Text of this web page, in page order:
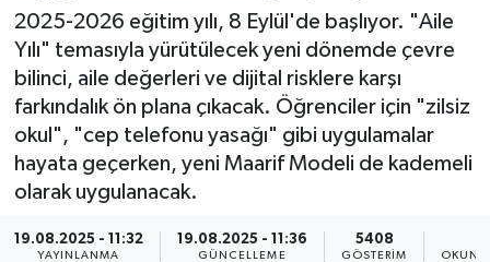
2025-2026 eğitim yılı, 8 Eylül'de başlıyor. "Aile
Yılı" temasıyla yürütülecek yeni dönemde çevre
bilinci, aile değerleri ve dijital risklere karşı
farkındalık ön plana çıkacak. Öğrenciler için "zilsiz
okul", "cep telefonu yasağı" gibi uygulamalar
hayata geçerken, yeni Maarif Modeli de kademeli
olarak uygulanacak.
19.08.2025 - 11:32
YAYINLANMA
19.08.2025 - 11:36
GÜNCELLEME
5408
GÖSTERIM
GÖKTÜRK
GÜNDEM
KEMERBURGAZ
KÜLTÜR - SANAT
MAGAZİN